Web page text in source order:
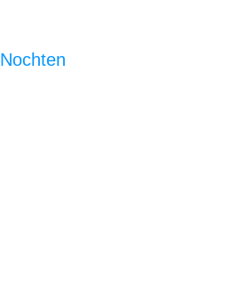
Nochten